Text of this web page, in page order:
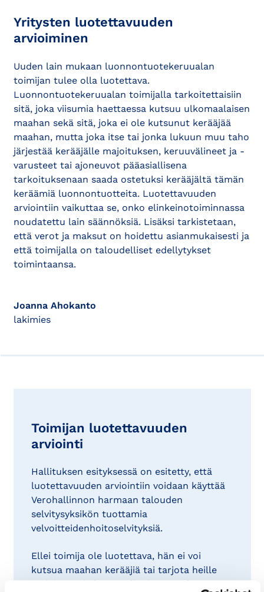
Yritysten luotettavuuden
arvioiminen
Uuden lain mukaan luonnontuotekeruualan
toimijan tulee olla luotettava.
Luonnontuotekeruualan toimijalla tarkoitettaisiin
sitä, joka viisumia haettaessa kutsuu ulkomaalaisen
maahan sekä sitä, joka ei ole kutsunut kerääjää
maahan, mutta joka itse tai jonka lukuun muu taho
järjestää kerääjälle majoituksen, keruuvälineet ja -
varusteet tai ajoneuvot pääasiallisena
tarkoituksenaan saada ostetuksi kerääjältä tämän
keräämiä luonnontuotteita. Luotettavuuden
arviointiin vaikuttaa se, onko elinkeinotoiminnassa
noudatettu lain säännöksiä. Lisäksi tarkistetaan,
että verot ja maksut on hoidettu asianmukaisesti ja
että toimijalla on taloudelliset edellytykset
toimintaansa.
Joanna Ahokanto
lakimies
Toimijan luotettavuuden
arviointi
Hallituksen esityksessä on esitetty, että
luotettavuuden arviointiin voidaan käyttää
Verohallinnon harmaan talouden
selvitysyksikön tuottamia
velvoitteidenhoitoselvityksiä.
Ellei toimija ole luotettava, hän ei voi
kutsua maahan kerääjiä tai tarjota heille
majoitusta ja keruuvälineitä ostaakseen